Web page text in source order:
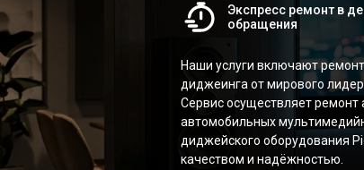
Экспресс ремонт в
обращения
Наши услуги включают
диджеинга от мирового
Сервис осуществляет ремонт
автомобильных
диджейского оборудования
качеством и надёжностью.